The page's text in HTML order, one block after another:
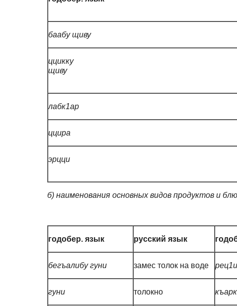
баабу щиву
ццикку
лабк1ар
ццира
эрцци
б) наименования основных видов продуктов и
годобер. язык русский язык
бегъалибу гуни замес толок на воде рец1и
гуни толокно